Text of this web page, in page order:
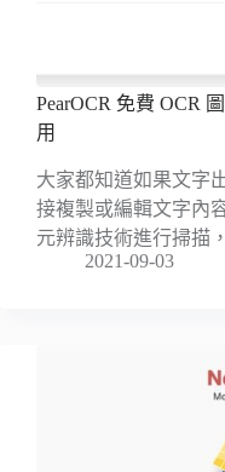
PearOCR 免費 OCR
用
大家都知道如果文字
接複製或編輯文字內
元辨識技術進行掃描
2021-09-03